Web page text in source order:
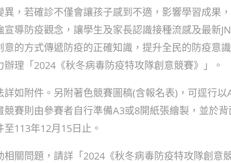
異，若確診不僅會讓孩子感到不適，影響學習成果
宣導防疫觀念，讓學生及家長認識接種流感及最新
意的方式傳遞防疫的正確知識，提升全民的防疫意
辦理「2024《秋冬病毒防疫特攻隊創意競賽》」。
詳如附件。另附著色競賽圖稿(含報名表)，可逕行以
競賽則由參賽者自行準備A3或8開紙張繪製，並於
113年12月15日止。
相關問題，請詳「2024《秋冬病毒防疫特攻隊創意